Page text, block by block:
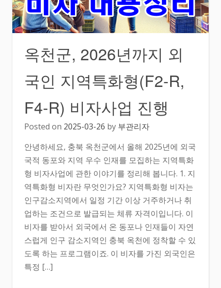
옥천군, 2026년까지 외
국인 지역특화형(F2-R,
F4-R) 비자사업 진행
Posted on 2025-03-26 by 부관리자
안녕하세요, 충북 옥천군에서 올해 2025년에 외국
국적 동포와 지역 우수 인재를 모집하는 지역특화
형 비자사업에 관한 이야기를 정리해 봅니다. 1. 지
역특화형 비자란 무엇인가요? 지역특화형 비자는
인구감소지역에서 일정 기간 이상 거주하거나 취
업하는 조건으로 발급되는 체류 자격이입니다. 이
비자를 받아서 외국에서 온 동포나 인재들이 자연
스럽게 인구 감소지역인 충북 옥천에 정착할 수 있
도록 하는 프로그램이죠. 이 비자를 가진 외국인은
특정 […]